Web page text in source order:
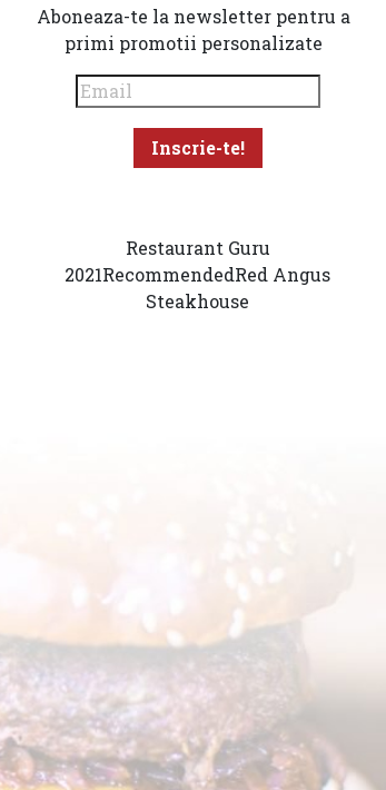
Aboneaza-te la newsletter pentru a
primi promotii personalizate
Restaurant Guru
2021RecommendedRed Angus
Steakhouse